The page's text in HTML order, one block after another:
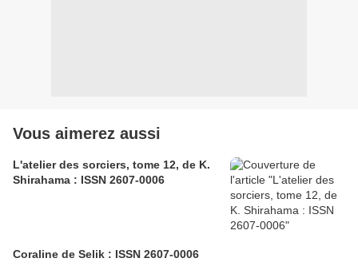
Vous aimerez aussi
L'atelier des sorciers, tome 12, de K.
Shirahama : ISSN 2607-0006
Coraline de Selik : ISSN 2607-0006